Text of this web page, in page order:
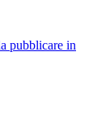
pubblicare in